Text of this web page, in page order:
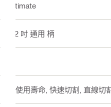
Ultimate
1/2 吋 通用 柄
長使用壽命, 快速切割, 直線切